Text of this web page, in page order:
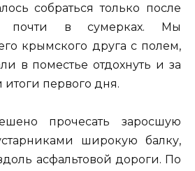
собраться только после
почти в сумерках. Мы
крымского друга с полем,
в поместье отдохнуть и за
первого дня.
прочесать заросшую
широкую балку,
асфальтовой дороги. По